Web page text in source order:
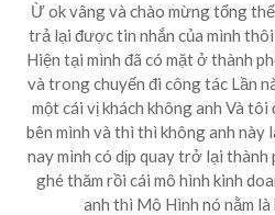
Ừ ok vâng và chào mừng tổng
trả lại được tin nhắn của mình
Hiện tại mình đã có mặt ở thành
và trong chuyến đi công tác Lần
một cái vị khách không anh Và
bên mình và thì thì không anh này
nay mình có dịp quay trở lại
ghé thăm rồi cái mô hình kinh
anh thì Mô Hình nó nằm